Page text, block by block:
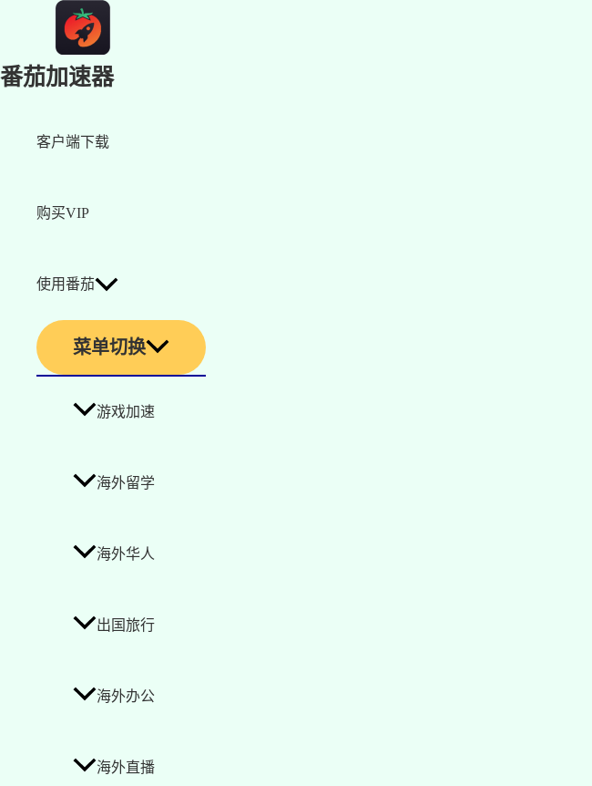
番茄加速器
客户端下载
购买VIP
使用番茄
菜单切换
游戏加速
海外留学
海外华人
出国旅行
海外办公
海外直播